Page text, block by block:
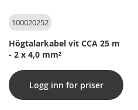
100020252
Högtalarkabel vit CCA 25 m
- 2 x 4,0 mm²
Logg inn for priser